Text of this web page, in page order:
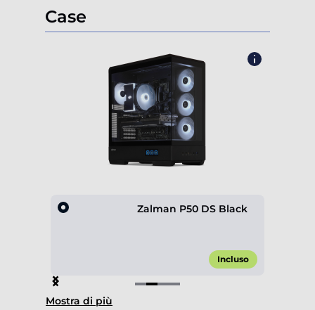
Case
Zalman P50 DS Black
Incluso
Item
2Mostra di più